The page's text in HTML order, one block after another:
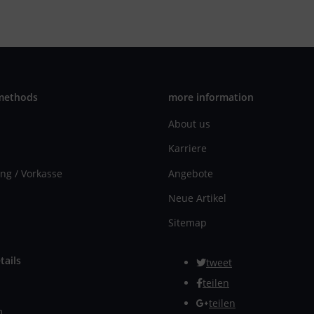
/ Vorkasse
more information
About us
Karriere
Angebote
Neue Artikel
Sitemap
tweet
teilen
teilen